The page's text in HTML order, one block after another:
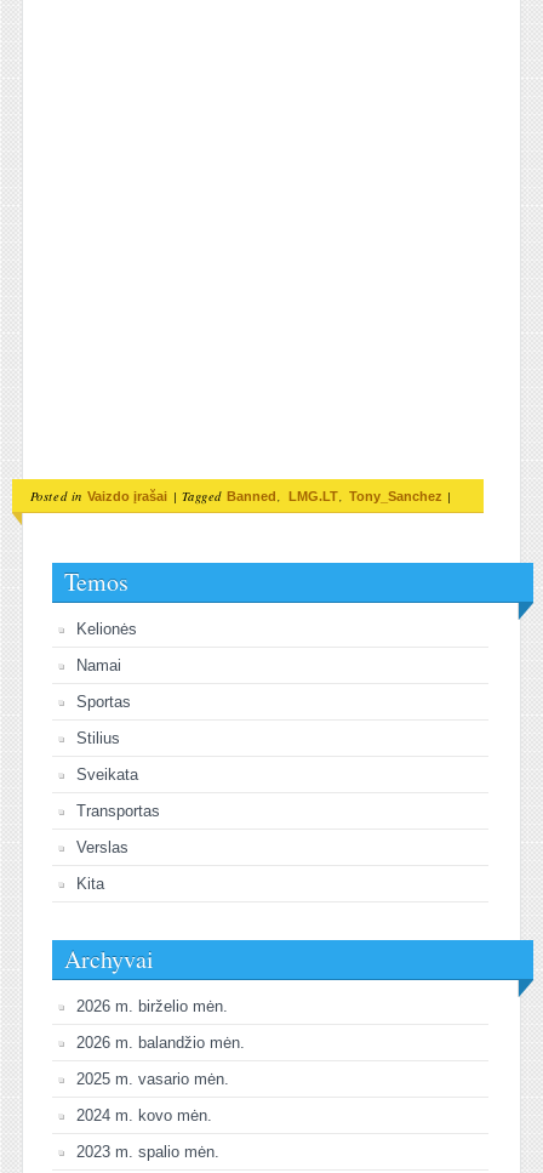
Posted in Vaizdo įrašai | Tagged Banned , LMG.LT, Tony_Sanchez |
Temos
Kelionės
Namai
Sportas
Stilius
Sveikata
Transportas
Verslas
Kita
Archyvai
2026 m. birželio mėn.
2026 m. balandžio mėn.
2025 m. vasario mėn.
2024 m. kovo mėn.
2023 m. spalio mėn.